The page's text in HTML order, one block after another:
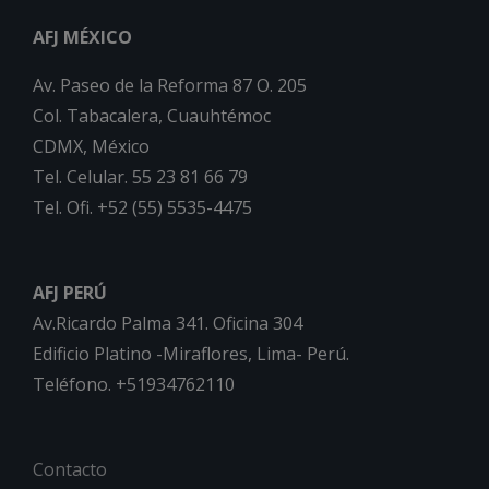
AFJ MÉXICO
Av. Paseo de la Reforma 87 O. 205
Col. Tabacalera, Cuauhtémoc
CDMX, México
Tel. Celular. 55 23 81 66 79
Tel. Ofi. +52 (55) 5535-4475
AFJ PERÚ
Av.Ricardo Palma 341. Oficina 304
Edificio Platino -Miraflores, Lima- Perú.
Teléfono. +51934762110
Contacto